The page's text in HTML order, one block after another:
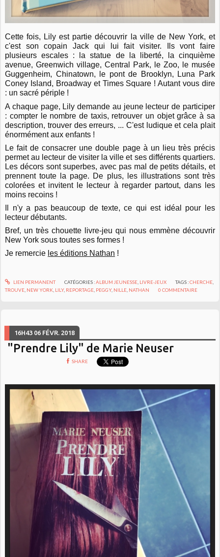
Cette fois, Lily est partie découvrir la ville de New York, et
c'est son copain Jack qui lui fait visiter. Ils vont faire
plusieurs escales : la statue de la liberté, la cinquième
avenue, Greenwich village, Central Park, le Zoo, le musée
Guggenheim, Chinatown, le pont de Brooklyn, Luna Park
Coney Island, Broadway et Times Square ! Autant vous dire
: un sacré périple !
A chaque page, Lily demande au jeune lecteur de participer
: compter le nombre de taxis, retrouver un objet grâce à sa
description, trouver des erreurs, ... C'est ludique et cela plait
énormément aux enfants !
Le fait de consacrer une double page à un lieu très précis
permet au lecteur de visiter la ville et ses différents quartiers.
Les décors sont superbes, avec pas mal de petits détails, et
prennent toute la page. De plus, les illustrations sont très
colorées et invitent le lecteur à regarder partout, dans les
moins recoins !
Il n'y a pas beaucoup de texte, ce qui est idéal pour les
lecteur débutants.
Bref, un très chouette livre-jeu qui nous emmène découvrir
New York sous toutes ses formes !
Je remercie les éditions Nathan !
LIEN PERMANENT CATÉGORIES :ALBUM JEUNESSE, LIVRE-JEUX TAGS :CHERCHE
TROUVE NEW YORK LILY, REPORTAGE PEGGY, NILLE NATHAN 0 COMMENTAIRE
16H43 06 FÉVR. 2018
"Prendre Lily" de Marie Neuser
SHARE